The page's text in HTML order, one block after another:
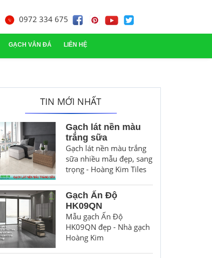
0972 334 675
GẠCH VÂN ĐÁ LIÊN HỆ
TIN MỚI NHẤT
Gạch lát nền màu
trắng sữa
Gạch lát nền màu trắng
sữa nhiều mẫu đẹp, sang
trọng - Hoàng Kim Tiles
Gạch Ấn Độ
HK09QN
Mẫu gạch Ấn Độ
HK09QN đẹp - Nhà gạch
Hoàng Kim